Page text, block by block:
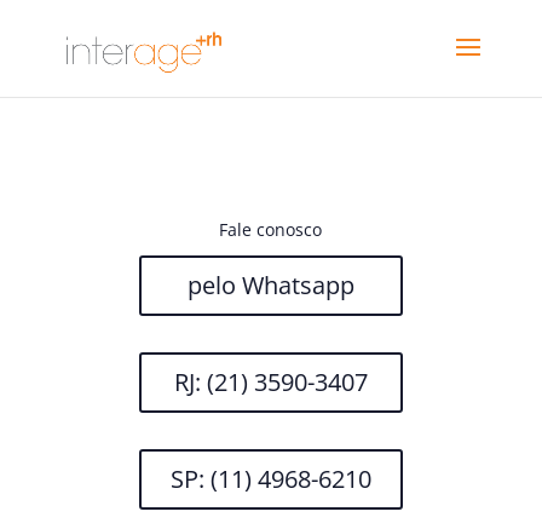
Fale conosco
pelo Whatsapp
RJ: (21) 3590-3407
SP: (11) 4968-6210